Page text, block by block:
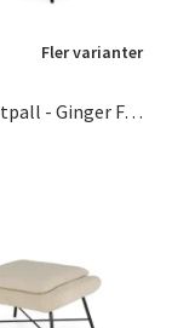
Fler varianter
Barrow Fotpall - Ginger Fabric